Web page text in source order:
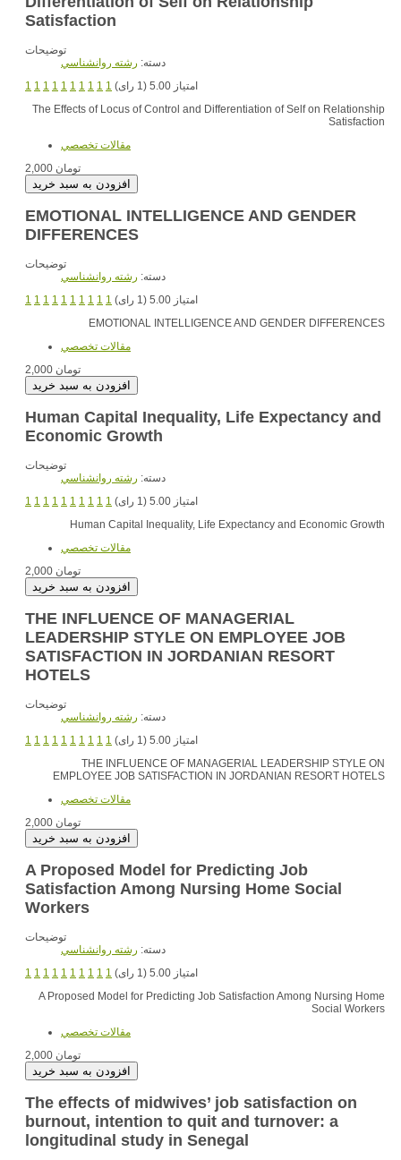
Satisfaction
توضیحات
دسته: رشته روانشناسي
1 1 1 1 1 1 1 1 1 1
امتیاز 5.00 (1 رای)
The Effects of Locus of Control and Differentiation of Self on Relationship
Satisfaction
مقالات تخصصي
2,000 تومان
EMOTIONAL INTELLIGENCE AND GENDER
DIFFERENCES
توضیحات
دسته: رشته روانشناسي
1 1 1 1 1 1 1 1 1 1
امتیاز 5.00 (1 رای)
EMOTIONAL INTELLIGENCE AND GENDER DIFFERENCES
مقالات تخصصي
2,000 تومان
Human Capital Inequality, Life Expectancy and
Economic Growth
توضیحات
دسته: رشته روانشناسي
1 1 1 1 1 1 1 1 1 1
امتیاز 5.00 (1 رای)
Human Capital Inequality, Life Expectancy and Economic Growth
مقالات تخصصي
2,000 تومان
THE INFLUENCE OF MANAGERIAL
LEADERSHIP STYLE ON EMPLOYEE JOB
SATISFACTION IN JORDANIAN RESORT
HOTELS
توضیحات
دسته: رشته روانشناسي
1 1 1 1 1 1 1 1 1 1
امتیاز 5.00 (1 رای)
THE INFLUENCE OF MANAGERIAL LEADERSHIP STYLE ON
EMPLOYEE JOB SATISFACTION IN JORDANIAN RESORT HOTELS
مقالات تخصصي
2,000 تومان
A Proposed Model for Predicting Job
Satisfaction Among Nursing Home Social
Workers
توضیحات
دسته: رشته روانشناسي
1 1 1 1 1 1 1 1 1 1
امتیاز 5.00 (1 رای)
A Proposed Model for Predicting Job Satisfaction Among Nursing Home
Social Workers
مقالات تخصصي
2,000 تومان
The effects of midwives’ job satisfaction on
burnout, intention to quit and turnover: a
longitudinal study in Senegal